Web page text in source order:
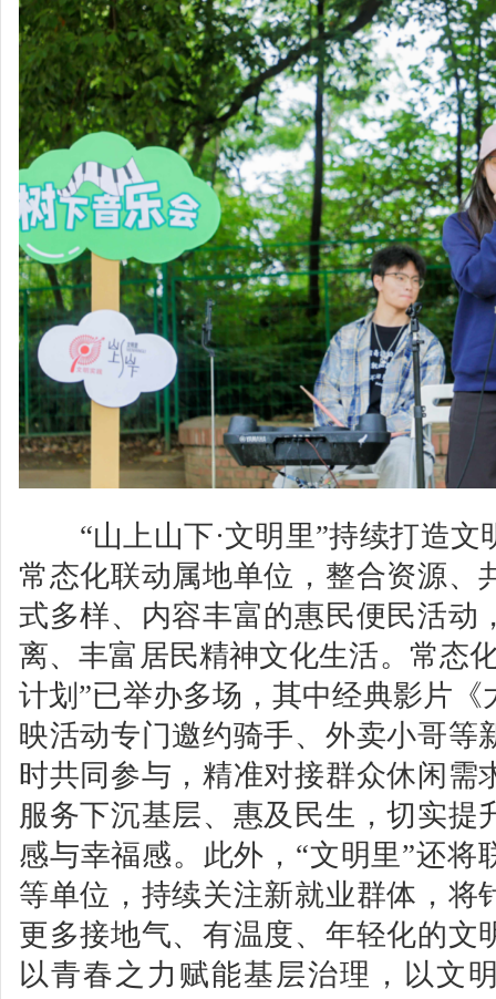
“山上山下·文明里”持续打造文
常态化联动属地单位，整合资源、
式多样、内容丰富的惠民便民活动
离、丰富居民精神文化生活。常态
计划”已举办多场，其中经典影片《
映活动专门邀约骑手、外卖小哥等
时共同参与，精准对接群众休闲需
服务下沉基层、惠及民生，切实提
感与幸福感。此外，“文明里”还将
等单位，持续关注新就业群体，将
更多接地气、有温度、年轻化的文
以青春之力赋能基层治理，以文